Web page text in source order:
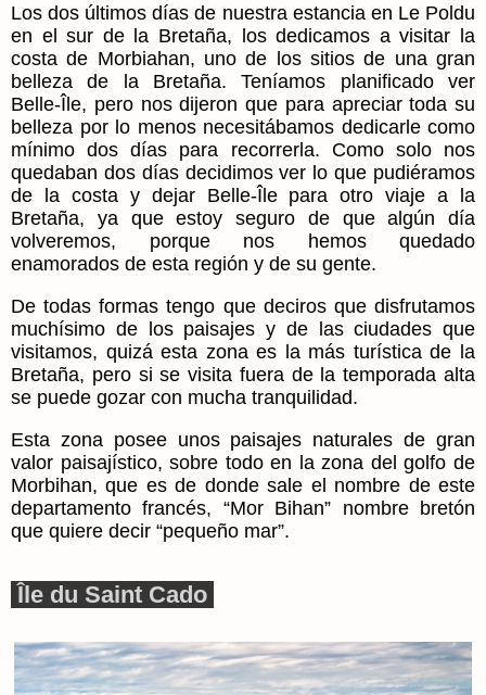
Los dos últimos días de nuestra estancia en Le Poldu
en el sur de la Bretaña, los dedicamos a visitar la
costa de Morbiahan, uno de los sitios de una gran
belleza de la Bretaña. Teníamos planificado ver
Belle-Île, pero nos dijeron que para apreciar toda su
belleza por lo menos necesitábamos dedicarle como
mínimo dos días para recorrerla. Como solo nos
quedaban dos días decidimos ver lo que pudiéramos
de la costa y dejar Belle-Île para otro viaje a la
Bretaña, ya que estoy seguro de que algún día
volveremos, porque nos hemos quedado
enamorados de esta región y de su gente.
De todas formas tengo que deciros que disfrutamos
muchísimo de los paisajes y de las ciudades que
visitamos, quizá esta zona es la más turística de la
Bretaña, pero si se visita fuera de la temporada alta
se puede gozar con mucha tranquilidad.
Esta zona posee unos paisajes naturales de gran
valor paisajístico, sobre todo en la zona del golfo de
Morbihan, que es de donde sale el nombre de este
departamento francés, “Mor Bihan” nombre bretón
que quiere decir “pequeño mar”.
Île du Saint Cado